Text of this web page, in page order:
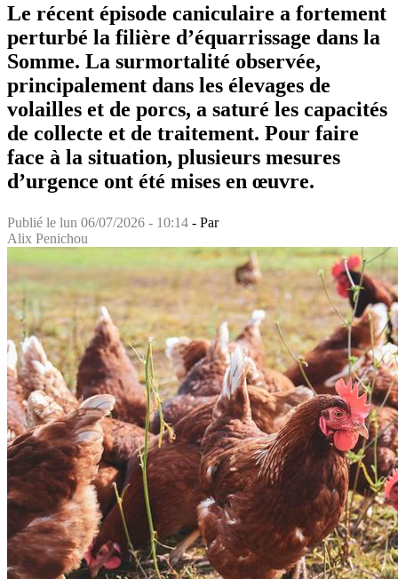
Le récent épisode caniculaire a fortement
perturbé la filière d’équarrissage dans la
Somme. La surmortalité observée,
principalement dans les élevages de
volailles et de porcs, a saturé les capacités
de collecte et de traitement. Pour faire
face à la situation, plusieurs mesures
d’urgence ont été mises en œuvre.
Publié le lun 06/07/2026 - 10:14 - Par
Alix Penichou